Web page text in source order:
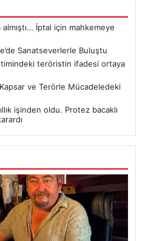
almıştı… İptal için mahkemeye
Sanatseverlerle Buluştu
timindeki teröristin ifadesi ortaya
ve Terörle Mücadeledeki
işinden oldu. Protez bacaklı